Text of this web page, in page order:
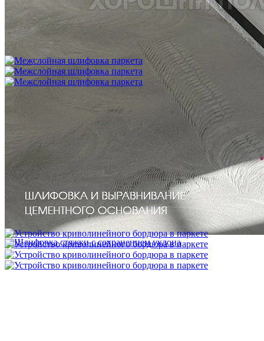
Укладка фанеры на бетонное основание (огрунтованную
цементную стяжку) способом жесткого приклеивания
Межслойная шлифовка паркета